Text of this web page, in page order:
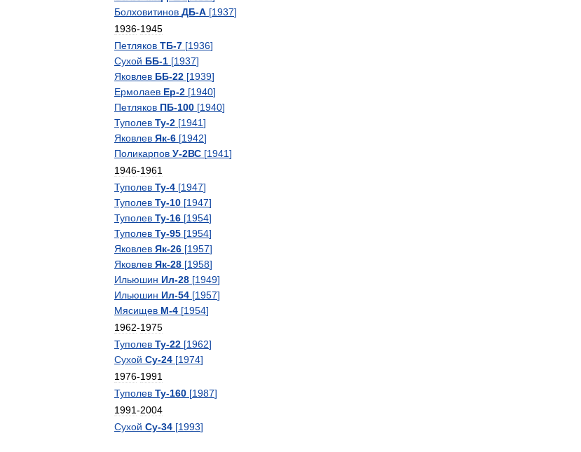
Болховитинов ДБ-А [1937]
1936-1945
Петляков ТБ-7 [1936]
Сухой ББ-1 [1937]
Яковлев ББ-22 [1939]
Ермолаев Ер-2 [1940]
Петляков ПБ-100 [1940]
Туполев Ту-2 [1941]
Яковлев Як-6 [1942]
Поликарпов У-2ВС [1941]
1946-1961
Туполев Ту-4 [1947]
Туполев Ту-10 [1947]
Туполев Ту-16 [1954]
Туполев Ту-95 [1954]
Яковлев Як-26 [1957]
Яковлев Як-28 [1958]
Ильюшин Ил-28 [1949]
Ильюшин Ил-54 [1957]
Мясищев М-4 [1954]
1962-1975
Туполев Ту-22 [1962]
Сухой Су-24 [1974]
1976-1991
Туполев Ту-160 [1987]
1991-2004
Сухой Су-34 [1993]